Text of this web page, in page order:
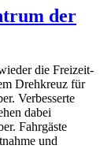
der
die Freizeit-
Drehkreuz für
Verbesserte
dabei
Fahrgäste
und